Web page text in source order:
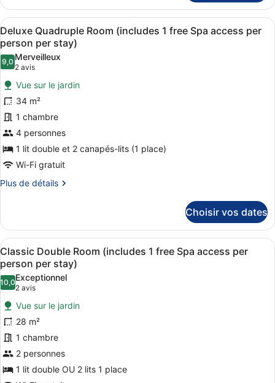
free
Spa
access
per
person
per
stay)
le
type
de
chambre
Junior
Suite
(includes
free
Spa
access
per
person
per
stay)
Afficher
toutes
les
photos
pour
ce
type
de
chambre :
Deluxe
Quadruple
Room
free
Spa
access
per
person
per
stay)
Une chambre d’hôtel moderne
5
Deluxe Quadruple Room (includes 1 free Spa access per
person per stay)
9,09,0 sur 10
Merveilleux
2 avis
(2 avis)
Vue sur le jardin
34 m²
1 chambre
4 personnes
1 lit double et 2 canapés-lits (1 place)
Wi-Fi gratuit
Plus de détails
Plus
le
type
de
chambre
Deluxe
Quadruple
Room
(includes
free
Spa
access
per
person
Choisir vos dates
Afficher
toutes
les
photos
pour
ce
type
de
chambre :
Classic
Une chambre à coucher bien
4
Classic Double Room (includes 1 free Spa access per
person per stay)
10,010,0 sur 10
Exceptionnel
2 avis
(2 avis)
Vue sur le jardin
28 m²
1 chambre
2 personnes
1 lit double OU 2 lits 1 place